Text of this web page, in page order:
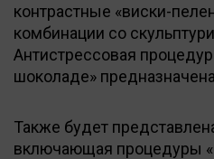
контрастные «виски-
комбинации со
Антистрессовая
шоколаде»
Также будет
включающая процедуры